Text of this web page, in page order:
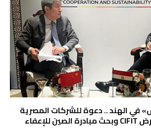
في الهند .. دعوة للشركات المصرية
للمشاركة في معرض CIFIT وبحث مبادرة الصين للإعفاء